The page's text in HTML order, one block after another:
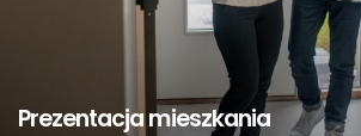
Prezentacja mieszkania